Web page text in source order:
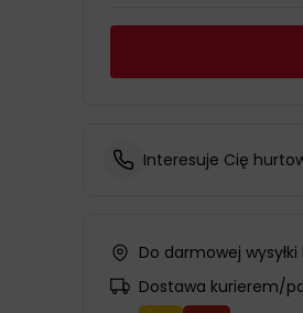
Interesuje Cię
Do darmowej
Dostawa kurierem/